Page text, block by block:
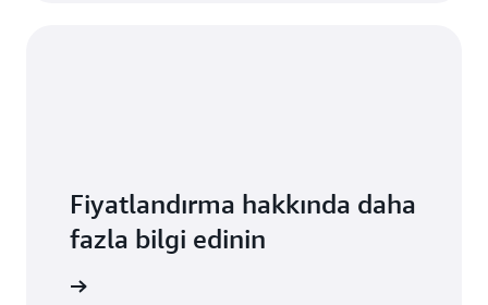
Fiyatlandırma hakkında daha
fazla bilgi edinin